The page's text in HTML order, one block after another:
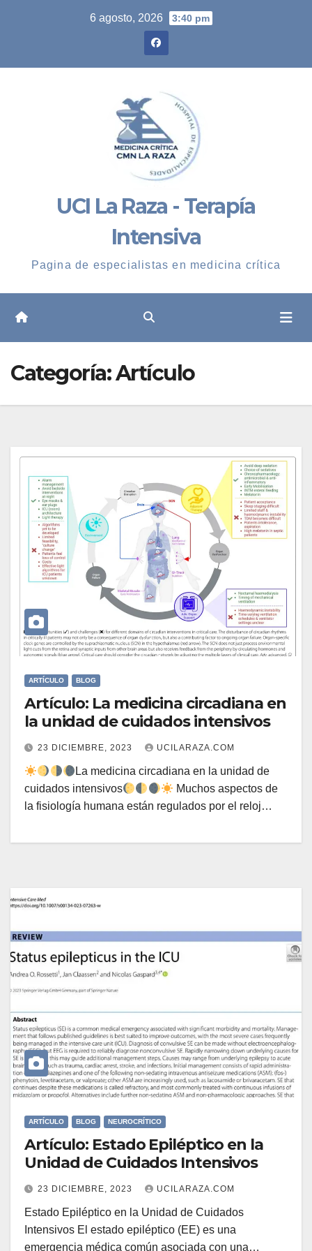
6 agosto, 2026 3:40 pm
UCI La Raza - Terapía
Intensiva
Pagina de especialistas en medicina crítica
Categoría:Artículo
ARTÍCULO BLOG
Artículo: La medicina circadiana en
la unidad de cuidados intensivos
23 DICIEMBRE, 2023 UCILARAZA.COM
La medicina circadiana en la unidad de
cuidados intensivos
Muchos aspectos de
la fisiología humana están regulados por el reloj…
ARTÍCULO BLOG NEUROCRÍTICO
Artículo: Estado Epiléptico en la
Unidad de Cuidados Intensivos
23 DICIEMBRE, 2023 UCILARAZA.COM
Estado Epiléptico en la Unidad de Cuidados
Intensivos El estado epiléptico (EE) es una
emergencia médica común asociada con una…